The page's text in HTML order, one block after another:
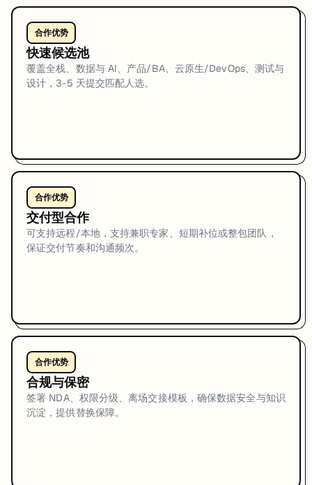
合作优势
快速候选池
覆盖全栈、数据与 AI、产品/BA、云原生/DevOps、测试与
设计，3-5 天提交匹配人选。
合作优势
交付型合作
可支持远程/本地，支持兼职专家、短期补位或整包团队，
保证交付节奏和沟通频次。
合作优势
合规与保密
签署 NDA、权限分级、离场交接模板，确保数据安全与知识
沉淀，提供替换保障。